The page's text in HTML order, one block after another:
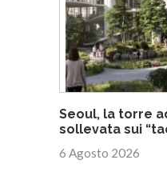
Seoul, la torre
sollevata sui
6 Agosto 2026